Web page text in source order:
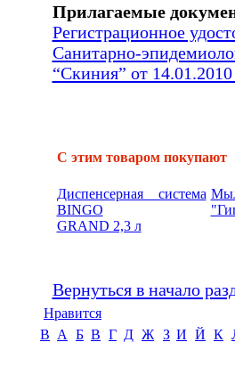
Прилагаемые
Регистрационное
Санитарно-
“Скиния” от
С этим товаром покупают
Диспенсерная система
BINGO
GRAND 2,3 л
Вернуться в начало
Нравится
B А Б В Г Д Ж З И Й К